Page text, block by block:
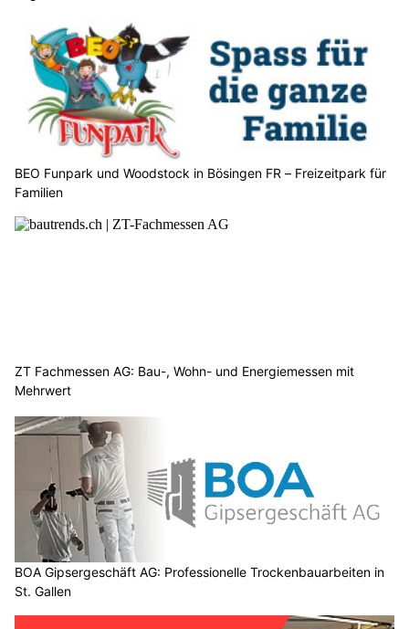
BEO Funpark und Woodstock in Bösingen FR – Freizeitpark für
Familien
ZT Fachmessen AG: Bau-, Wohn- und Energiemessen mit
Mehrwert
BOA Gipsergeschäft AG: Professionelle Trockenbauarbeiten in
St. Gallen